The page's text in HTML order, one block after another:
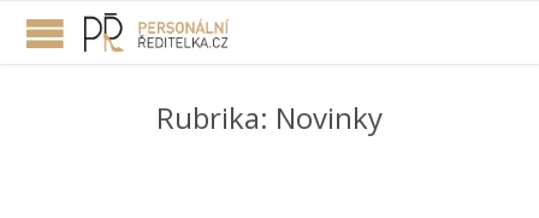
Rubrika: Novinky